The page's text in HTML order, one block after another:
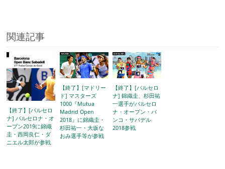
関連記事
【終了】[バルセロ
ナ] バルセロナ・オ
ープン2019に錦織
圭・西岡良仁・ダ
ニエル太郎が参戦
【終了】[マドリー
ド] マスターズ
1000『Mutua
Madrid Open
2018』に錦織圭・
杉田祐一・大坂な
おみ選手等が参戦
【終了】[バルセロ
ナ] 錦織圭、杉田祐
一選手がバルセロ
ナ・オープン・バ
ンコ・サバデル
2018参戦